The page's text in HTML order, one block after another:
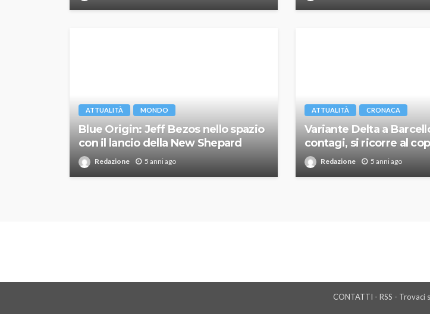
ATTUALITÀ MONDO
Blue Origin: Jeff Bezos nello spazio
con il lancio della New Shepard
Redazione 5 anni ago
ATTUALITÀ CRONACA
Variante Delta a
contagi, si ricorre al
Redazione 5 anni ago
CONTATTI - RSS - Trovaci